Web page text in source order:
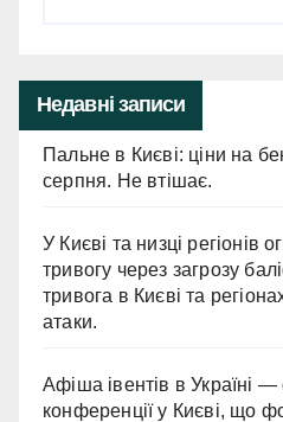
Недавні записи
Пальне в Києві: ціни на
серпня. Не втішає.
У Києві та низці регіонів
тривогу через загрозу
тривога в Києві та
атаки.
Афіша івентів в Україні
конференції у Києві, що